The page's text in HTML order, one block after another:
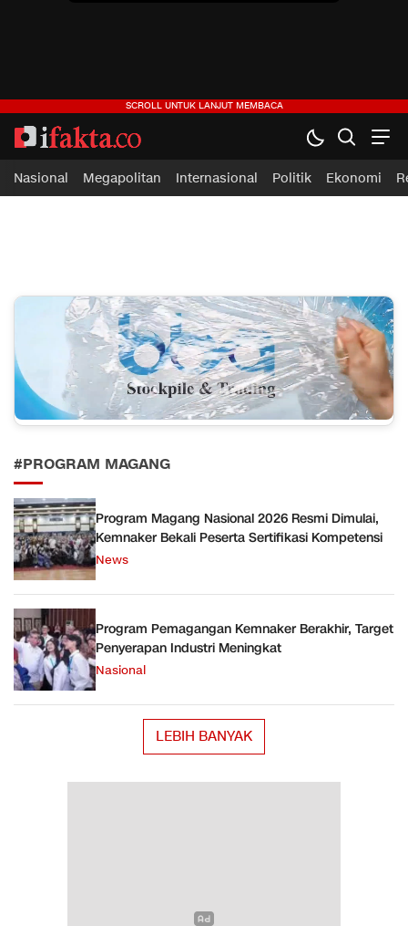
ifakta.co
#pastibenar
Nasional Megapolitan Internasional Politik Ekonomi
#PROGRAM MAGANG
Program Magang Nasional 2026 Resmi Dimulai,
Kemnaker Bekali Peserta Sertifikasi Kompetensi
News
Program Pemagangan Kemnaker Berakhir, Target
Penyerapan Industri Meningkat
Nasional
LEBIH BANYAK